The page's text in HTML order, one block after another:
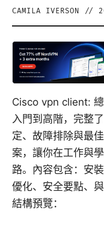
CAMILA IVERSON //
Cisco vpn client:
入門到高階，完整
定、故障排除與最
案，讓你在工作與
路。內容包含：安
優化、安全要點、
結構預覽：